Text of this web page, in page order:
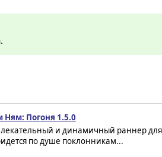
Ням: Погоня 1.5.0
и динамичный раннер
по душе поклонникам...